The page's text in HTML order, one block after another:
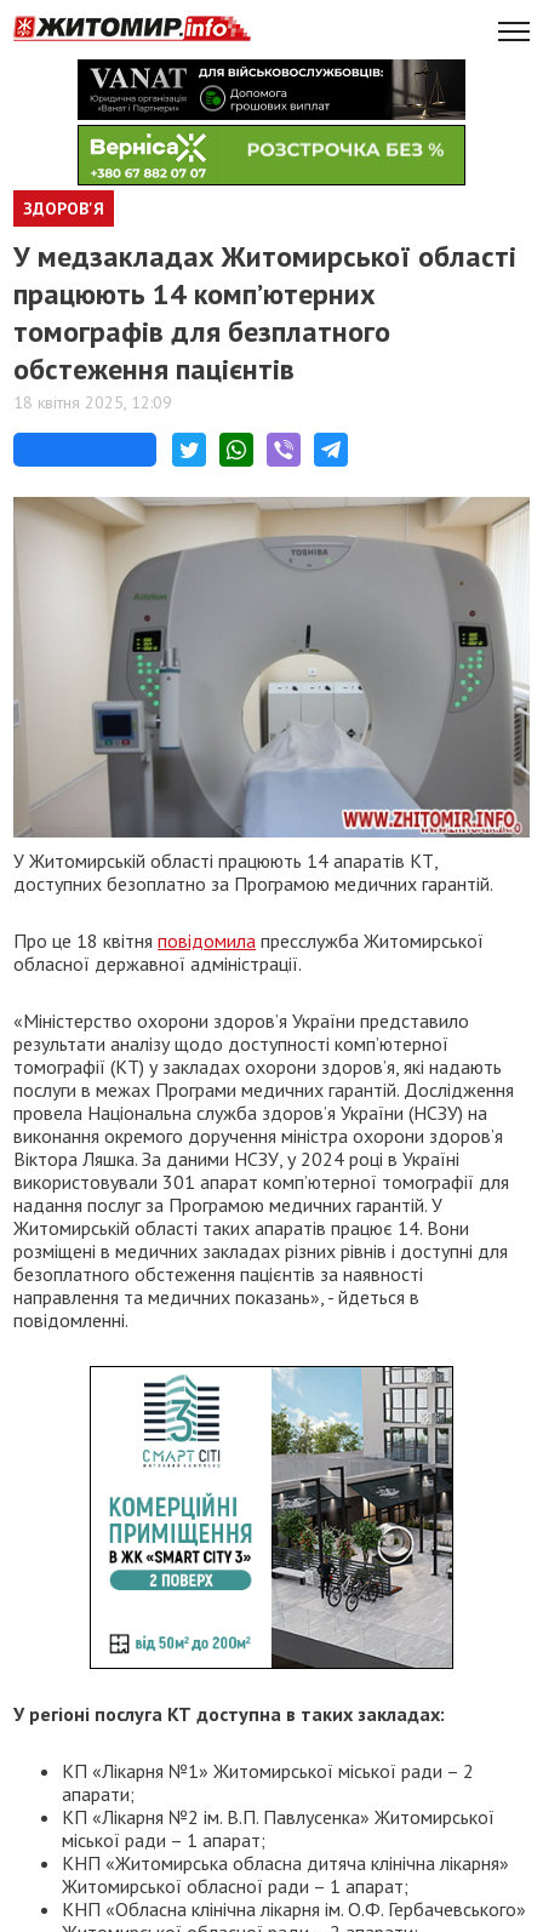
ЗДОРОВ'Я
У медзакладах Житомирської області
працюють 14 комп’ютерних
томографів для безплатного
обстеження пацієнтів
18 квітня 2025, 12:09
У Житомирській області працюють 14 апаратів КТ,
доступних безоплатно за Програмою медичних гарантій.
Про це 18 квітняповідомила пресслужба Житомирської
обласної державної адміністрації.
«Міністерство охорони здоров’я України представило
результати аналізу щодо доступності комп’ютерної
томографії (КТ) у закладах охорони здоров’я, які надають
послуги в межах Програми медичних гарантій. Дослідження
провела Національна служба здоров’я України (НСЗУ) на
виконання окремого доручення міністра охорони здоров’я
Віктора Ляшка. За даними НСЗУ, у 2024 році в Україні
використовували 301 апарат комп’ютерної томографії для
надання послуг за Програмою медичних гарантій. У
Житомирській області таких апаратів працює 14. Вони
розміщені в медичних закладах різних рівнів і доступні для
безоплатного обстеження пацієнтів за наявності
направлення та медичних показань», - йдеться в
повідомленні.
У регіоні послуга КТ доступна в таких закладах:
КП «Лікарня №1» Житомирської міської ради – 2
апарати;
КП «Лікарня №2 ім. В.П. Павлусенка» Житомирської
міської ради – 1 апарат;
КНП «Житомирська обласна дитяча клінічна лікарня»
Житомирської обласної ради – 1 апарат;
КНП «Обласна клінічна лікарня ім. О.Ф. Гербачевського»